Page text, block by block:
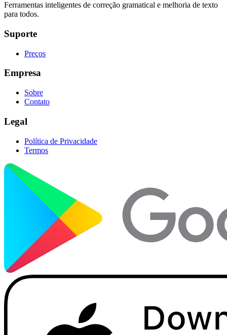
Ferramentas inteligentes de correção gramatical e melhoria de texto
para todos.
Suporte
Preços
Empresa
Sobre
Contato
Legal
Política de Privacidade
Termos